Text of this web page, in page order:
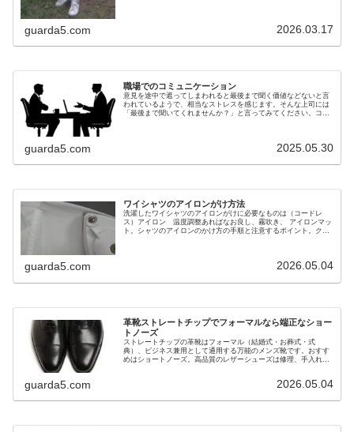
guarda5.com 2026.03.17
職場でのコミュニケーション
意見を途中で遮ってしまわれると最後まで聞く価値などないと言
われているようで、相当なストレスを感じます。そんな上司には
「最後まで聞いてくれませんか？」と言ってみてください。コミ
guarda5.com 2025.05.30
ワイシャツのアイロンがけ方法
洗濯したワイシャツのアイロンがけに必要なものは（コードレ
ス）アイロン 温度調整あればなお良し、霧吹き、 アイロンマッ
ト。シャツのアイロンのかけ方の手順と注意するポイント。クリ
guarda5.com 2026.05.04
革靴ストレートチップでフォーマルなら端正なショー
トノーズ
ストレートチップの革靴はフォーマル（結婚式・お葬式・式
典）、ビジネス兼用として通用する万能のメンズ靴です。おすす
めはショートノーズ。高品質のレザーシューズは修理、手入れし
guarda5.com 2026.05.04